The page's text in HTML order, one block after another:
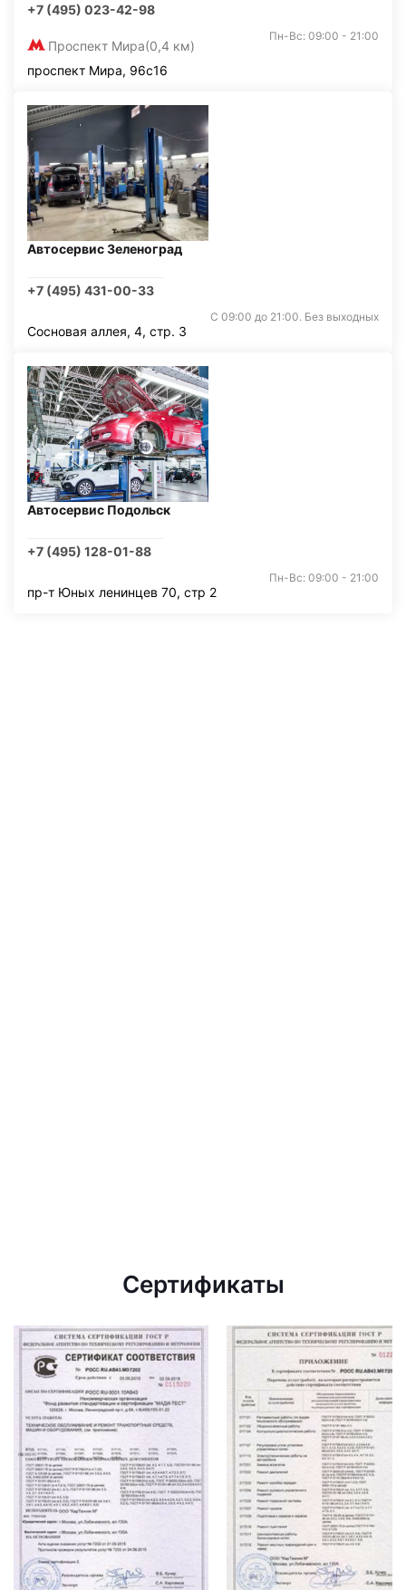
+7 (495) 023-42-98
Проспект Мира(0,4 км)
Пн-Вс: 09:00 - 21:00
проспект Мира, 96с16
Автосервис Зеленоград
+7 (495) 431-00-33
С 09:00 до 21:00. Без выходных
Сосновая аллея, 4, стр. 3
Автосервис Подольск
+7 (495) 128-01-88
Пн-Вс: 09:00 - 21:00
пр-т Юных ленинцев 70, стр 2
Сертификаты